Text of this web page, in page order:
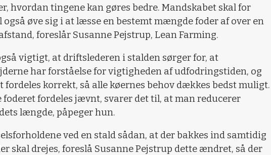
hvordan tingene kan gøres bedre. Mandskabet skal for
også øve sig i at læsse en bestemt mængde foder af over en
foreslår Susanne Pejstrup, Lean Farming.
vigtigt, at driftslederen i stalden sørger for, at
har forståelse for vigtigheden af udfodringstiden, og
fordeles korrekt, så alle køernes behov dækkes bedst muligt.
foderet fordeles jævnt, svarer det til, at man reducerer
længde, påpeger hun.
ved en stald sådan, at der bakkes ind samtidig
skal drejes, foreslå Susanne Pejstrup dette ændret, så der